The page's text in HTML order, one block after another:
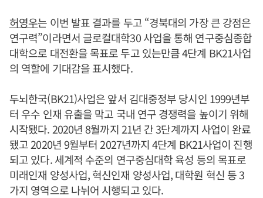
허영우는 이번 발표 결과를 두고 “경북대의 가장 큰 강점은
연구력”이라면서 글로컬대학30 사업을 통해 연구중심종합
대학으로 대전환을 목표로 두고 있는만큼 4단계 BK21사업
의 역할에 기대감을 표시했다.
두뇌한국(BK21)사업은 앞서 김대중정부 당시인 1999년부
터 우수 인재 유출을 막고 국내 연구 경쟁력을 높이기 위해
시작됐다. 2020년 8월까지 21년 간 3단계까지 사업이 완료
됐고 2020년 9월부터 2027년까지 4단계 BK21사업이 진행
되고 있다. 세계적 수준의 연구중심대학 육성 등의 목표로
미래인재 양성사업, 혁신인재 양성사업, 대학원 혁신 등 3
가지 영역으로 나뉘어 시행되고 있다.